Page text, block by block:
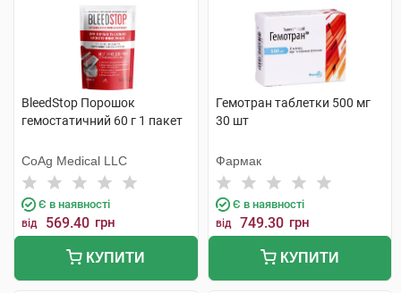
BleedStop Порошок
гемостатичний 60 г 1 пакет
CoAg Medical LLC
Є в наявності
від 569.40 грн
КУПИТИ
Гемотран таблетки 500 мг
30 шт
Фармак
Є в наявності
від 749.30 грн
КУПИТИ